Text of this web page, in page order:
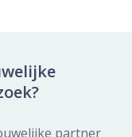
partner